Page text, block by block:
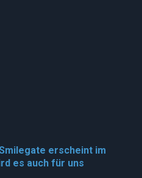
erscheint im
es auch für uns